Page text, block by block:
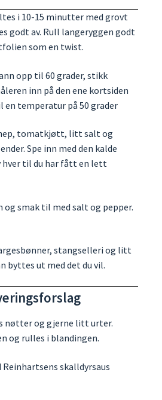
i 10-15 minutter med grovt
godt av. Rull langeryggen godt
som en twist.
opp til 60 grader, stikk
inn på den ene kortsiden
en temperatur på 50 grader
tomatkjøtt, litt salt og
Spe inn med den kalde
hver til du har fått en lett
og smak til med salt og pepper.
stangselleri og litt
byttes ut med det du vil.
nøtter og gjerne litt urter.
og rulles i blandingen.
Reinhartsens skalldyrsaus